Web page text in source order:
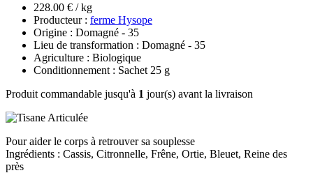
228.00 € / kg
Producteur : ferme Hysope
Origine : Domagné - 35
Lieu de transformation : Domagné - 35
Agriculture : Biologique
Conditionnement : Sachet 25 g
Produit commandable jusqu'à 1 jour(s) avant la livraison
Pour aider le corps à retrouver sa souplesse
Ingrédients : Cassis, Citronnelle, Frêne, Ortie, Bleuet, Reine des
près